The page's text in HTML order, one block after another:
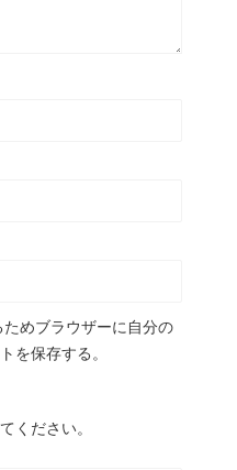
めブラウザーに自分の
を保存する。
ください。